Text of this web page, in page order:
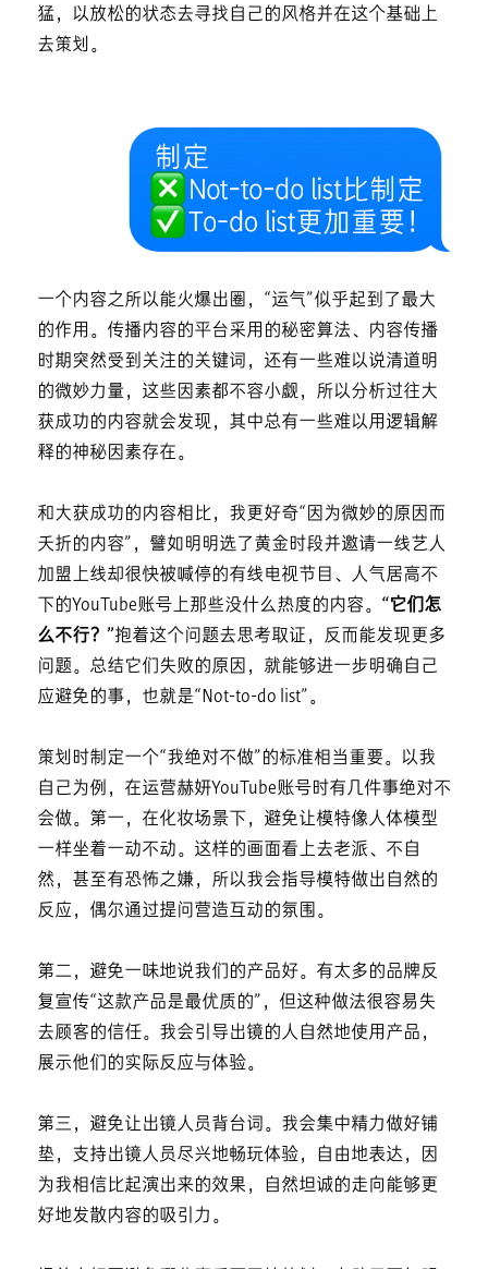
猛，以放松的状态去寻找自己的风格并在这个基础上
去策划。
一个内容之所以能火爆出圈，“运气”似乎起到了最大
的作用。传播内容的平台采用的秘密算法、内容传播
时期突然受到关注的关键词，还有一些难以说清道明
的微妙力量，这些因素都不容小觑，所以分析过往大
获成功的内容就会发现，其中总有一些难以用逻辑解
释的神秘因素存在。
和大获成功的内容相比，我更好奇“因为微妙的原因而
夭折的内容”，譬如明明选了黄金时段并邀请一线艺人
加盟上线却很快被喊停的有线电视节目、人气居高不
下的YouTube账号上那些没什么热度的内容。 “它们怎
么不行？”抱着这个问题去思考取证，反而能发现更多
问题。总结它们失败的原因，就能够进一步明确自己
应避免的事，也就是“Not-to-do list”。
策划时制定一个“我绝对不做”的标准相当重要。以我
自己为例，在运营赫妍YouTube账号时有几件事绝对不
会做。第一，在化妆场景下，避免让模特像人体模型
一样坐着一动不动。这样的画面看上去老派、不自
然，甚至有恐怖之嫌，所以我会指导模特做出自然的
反应，偶尔通过提问营造互动的氛围。
第二，避免一味地说我们的产品好。有太多的品牌反
复宣传“这款产品是最优质的”，但这种做法很容易失
去顾客的信任。我会引导出镜的人自然地使用产品，
展示他们的实际反应与体验。
第三，避免让出镜人员背台词。我会集中精力做好铺
垫，支持出镜人员尽兴地畅玩体验，自由地表达，因
为我相信比起演出来的效果，自然坦诚的走向能够更
好地发散内容的吸引力。